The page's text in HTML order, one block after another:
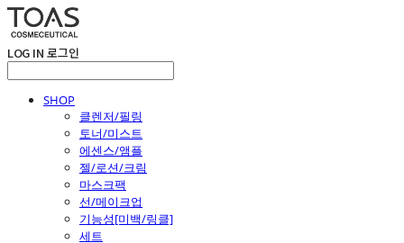
LOG IN 로그인
SHOP
클렌저/필링
토너/미스트
에센스/앰플
젤/로션/크림
마스크팩
선/메이크업
기능성[미백/링클]
세트